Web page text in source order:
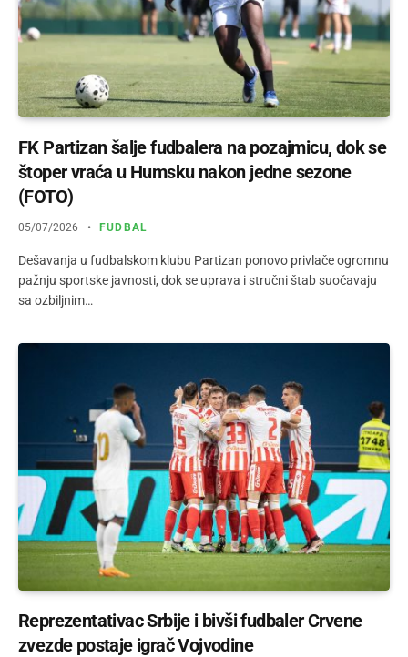
FK Partizan šalje fudbalera na pozajmicu, dok se
štoper vraća u Humsku nakon jedne sezone
(FOTO)
05/07/2026 FUDBAL
Dešavanja u fudbalskom klubu Partizan ponovo privlače ogromnu
pažnju sportske javnosti, dok se uprava i stručni štab suočavaju
sa ozbiljnim…
Reprezentativac Srbije i bivši fudbaler Crvene
zvezde postaje igrač Vojvodine